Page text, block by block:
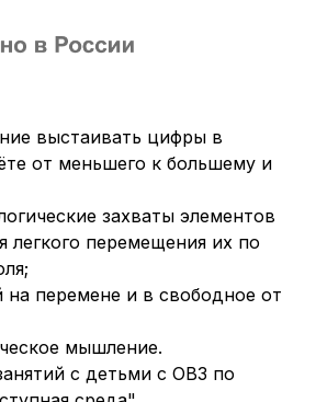
выстаивать цифры в
от меньшего к большему и
захваты элементов
легкого перемещения их по
на перемене и в свободное от
мышление.
с детьми с ОВЗ по